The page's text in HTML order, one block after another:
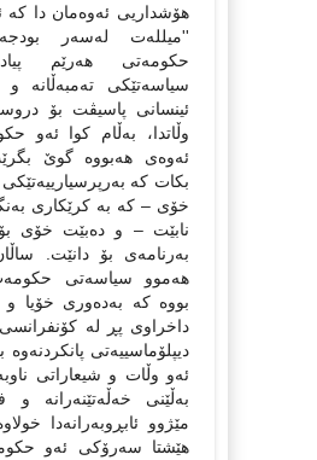
هۆشداریی ئه‌وه‌مان دا
''میلله‌ت له‌سه‌ر
حکومه‌تی هه‌رێم
سیاسه‌تێکی ته‌مبه‌ڵانه‌ و
ئینسانی پاسیڤت بۆ
وڵاتدا، به‌ڵام کوا ئه‌و
ئه‌وه‌ی هه‌بووه‌ گوێ
بکات که‌
خۆی – که‌ به‌ کرێکاری
نابێت – و ده‌بێت خۆی
به‌رنامه‌ی بۆ دانێت.
هه‌موو سیاسه‌تی
بووه‌ که‌ به‌ده‌وری خۆیا و
داخراوی پڕ له‌
دیپلۆماسییه‌تی
ئه‌و وڵات و شیعاراتی
به‌ڵێنی خه‌ڵه‌تێنه‌رانه‌ و
مێژوو ئابڕوبه‌رانه‌دا
هێشتا سه‌رۆکی ئه‌و